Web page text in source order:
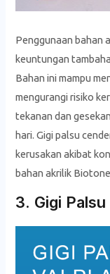
Penggunaan bahan
keuntungan
Bahan ini mampu
mengurangi risiko
tekanan dan
hari. Gigi palsu
kerusakan akibat
bahan akrilik
3. Gigi